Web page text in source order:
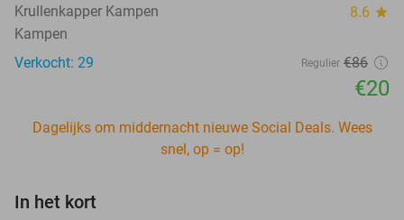
Krullenkapper Kampen 8.6 star
Kampen
Verkocht: 29
Regulier €86
€20
Dagelijks om middernacht nieuwe Social Deals. Wees
snel, op = op!
In het kort